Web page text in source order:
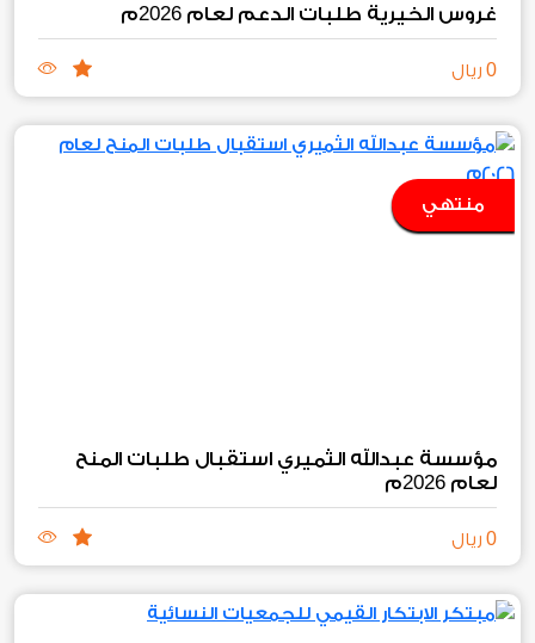
غروس الخيرية طلبات الدعم لعام 2026م
0 ريال
منتهي
مؤسسة عبدالله الثميري استقبال طلبات المنح
لعام 2026م
0 ريال